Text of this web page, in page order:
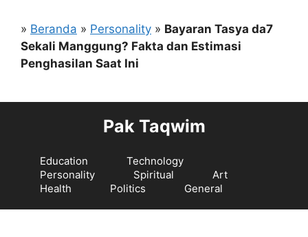
» Beranda » Personality » Bayaran Tasya da7
Sekali Manggung? Fakta dan Estimasi
Penghasilan Saat Ini
Pak Taqwim
Education
Technology
Personality
Spiritual
Art
Health
Politics General